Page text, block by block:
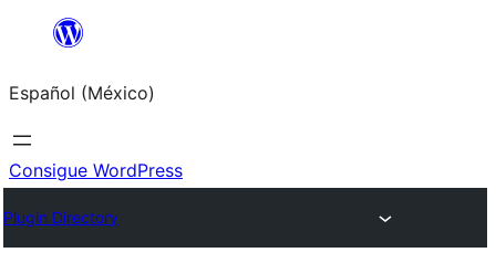
Saltar
contenido
Español (México)
Consigue WordPress
Plugin Directory